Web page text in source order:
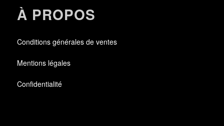
À PROPOS
Conditions générales de ventes
Mentions légales
Confidentialité